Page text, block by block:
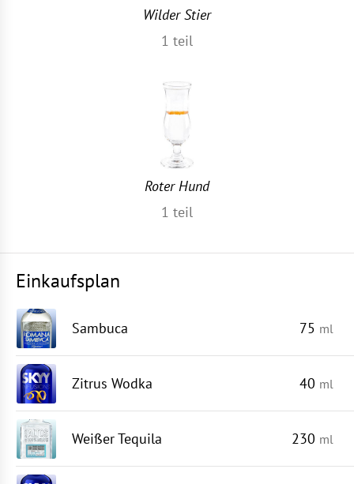
Wilder Stier
1 teil
Roter Hund
1 teil
Einkaufsplan
Sambuca 75 ml
Zitrus Wodka 40 ml
Weißer Tequila 230 ml